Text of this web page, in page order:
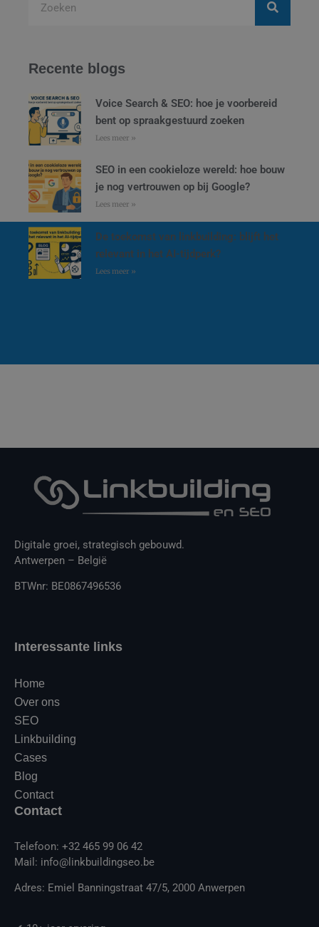
Recente blogs
Voice Search & SEO: hoe je voorbereid
bent op spraakgestuurd zoeken
Lees meer »
SEO in een cookieloze wereld: hoe bouw
je nog vertrouwen op bij Google?
Lees meer »
De toekomst van linkbuilding: blijft het
relevant in het AI-tijdperk?
Lees meer »
Digitale groei, strategisch gebouwd.
Antwerpen – België
BTWnr: BE0867496536
Interessante links
Home
Over ons
SEO
Linkbuilding
Cases
Blog
Contact
Contact
Telefoon: +32 465 99 06 42
Mail: info@linkbuildingseo.be
Adres: Emiel Banningstraat 47/5, 2000 Anwerpen